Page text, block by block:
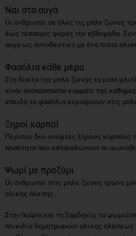
Ναι στα αυγά
Οι άνθρωποι σε όλες τις μπλε ζώνες
έως τέσσερις φορές την εβδομάδα.
αυγό ως συνοδευτικό με ένα πιάτο
Φασόλια κάθε μέρα
Στη δίαιτα της μπλε ζώνης το μισό
είναι αναπόσπαστο κομμάτι της
επειδή τα φασόλια κυριαρχούν στις
Ξηροί καρποί
Περίπου δύο χούφτες ξηρούς καρπούς
ποσότητα που καταναλώνουν οι
Ψωμί με προζύμι
Οι άνθρωποι στις μπλε ζώνες τρώνε
ολικής άλεσης.
Στην Ικαρία και τη Σαρδηνία, τα ψωμιά
ποικιλία δημητριακών ολικής αλέσεως